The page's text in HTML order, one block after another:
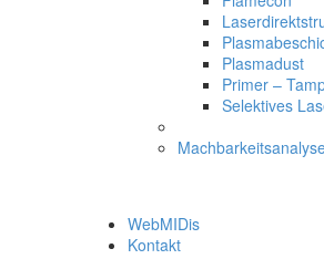
Plasmadust
Primer –
Selektives
WebMIDis
Kontakt